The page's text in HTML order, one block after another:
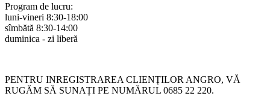
Program de lucru:
luni-vineri 8:30-18:00
sîmbătă 8:30-14:00
duminica - zi liberă
PENTRU INREGISTRAREA CLIENȚILOR ANGRO, VĂ
RUGĂM SĂ SUNAȚI PE NUMĂRUL 0685 22 220.